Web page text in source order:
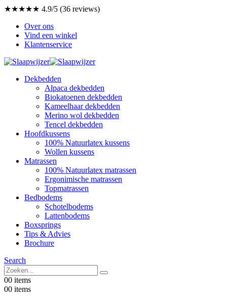
★★★★★ 4.9/5 (36 reviews)
Over ons
Vind een winkel
Klantenservice
Dekbedden
Alpaca dekbedden
Biokatoenen dekbedden
Kameelhaar dekbedden
Merino wol dekbedden
Tencel dekbedden
Hoofdkussens
100% Natuurlatex kussens
Wollen kussens
Matrassen
100% Natuurlatex matrassen
Ergonimische matrassen
Topmatrassen
Bedbodems
Schotelbodems
Lattenbodems
Boxsprings
Tips & Advies
Brochure
Search
00 items
00 items